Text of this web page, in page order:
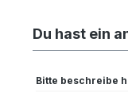
Du hast ein
Bitte beschreibe